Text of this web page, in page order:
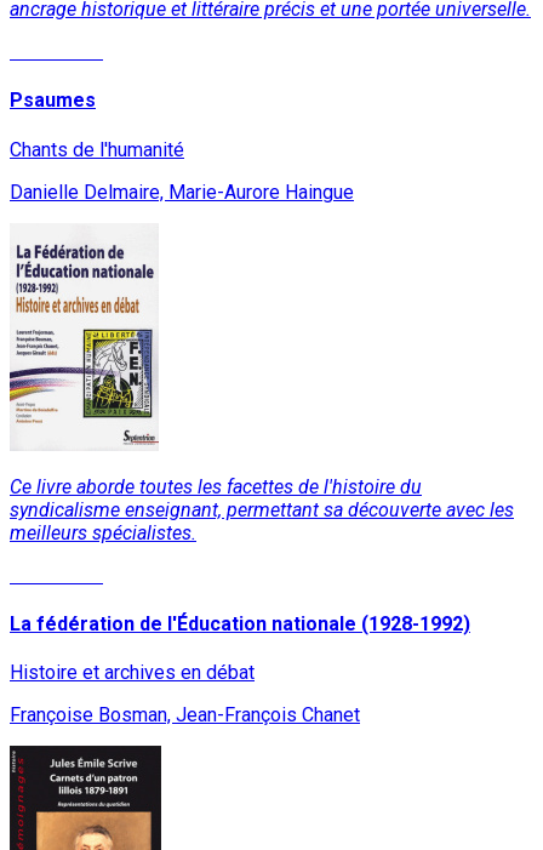
ancrage historique et littéraire précis et une portée universelle.
Psaumes
Chants de l'humanité
Danielle Delmaire, Marie-Aurore Haingue
Ce livre aborde toutes les facettes de l'histoire du
syndicalisme enseignant, permettant sa découverte avec les
meilleurs spécialistes.
La fédération de l'Éducation nationale (1928-1992)
Histoire et archives en débat
Françoise Bosman, Jean-François Chanet